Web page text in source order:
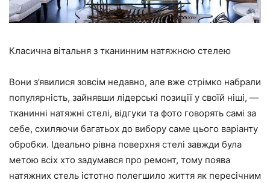
Класична вітальня з тканинним натяжною стелею
Вони з’явилися зовсім недавно, але вже стрімко набрали
популярність, зайнявши лідерські позиції у своїй ніші, —
тканинні натяжні стелі, відгуки та фото говорять самі за
себе, схиляючи багатьох до вибору саме цього варіанту
обробки. Ідеально рівна поверхня стелі завжди була
метою всіх хто задумався про ремонт, тому поява
натяжних стель істотно полегшило життя як пересічним